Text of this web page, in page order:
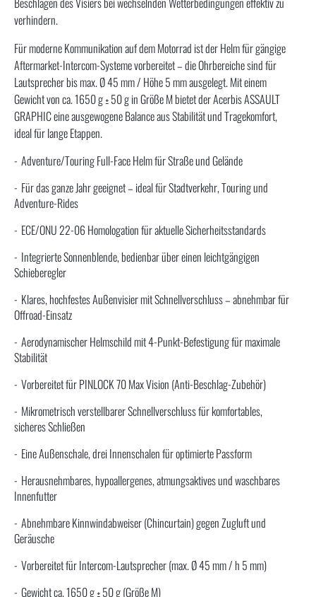
verhindern.
Für moderne Kommunikation auf dem Motorrad ist der Helm für gängige
Aftermarket-Intercom-Systeme vorbereitet – die Ohrbereiche sind für
Lautsprecher bis max. Ø 45 mm / Höhe 5 mm ausgelegt. Mit einem
Gewicht von ca. 1650 g ± 50 g in Größe M bietet der Acerbis ASSAULT
GRAPHIC eine ausgewogene Balance aus Stabilität und Tragekomfort,
ideal für lange Etappen.
Adventure/Touring Full-Face Helm für Straße und Gelände
Für das ganze Jahr geeignet – ideal für Stadtverkehr, Touring und
Adventure-Rides
ECE/ONU 22-06 Homologation für aktuelle Sicherheitsstandards
Integrierte Sonnenblende, bedienbar über einen leichtgängigen
Schieberegler
Klares, hochfestes Außenvisier mit Schnellverschluss – abnehmbar für
Offroad-Einsatz
Aerodynamischer Helmschild mit 4-Punkt-Befestigung für maximale
Stabilität
Vorbereitet für PINLOCK 70 Max Vision (Anti-Beschlag-Zubehör)
Mikrometrisch verstellbarer Schnellverschluss für komfortables,
sicheres Schließen
Eine Außenschale, drei Innenschalen für optimierte Passform
Herausnehmbares, hypoallergenes, atmungsaktives und waschbares
Innenfutter
Abnehmbare Kinnwindabweiser (Chincurtain) gegen Zugluft und
Geräusche
Vorbereitet für Intercom-Lautsprecher (max. Ø 45 mm / h 5 mm)
Gewicht ca. 1650 g ± 50 g (Größe M)